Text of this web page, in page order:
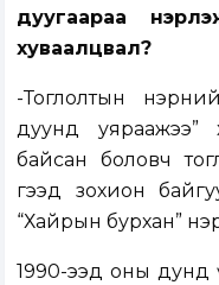
дуугаараа
хуваалцвал?
-Тоглолтын
дуунд уяраажээ”
байсан боловч
гээд зохион
“Хайрын бурхан”
1990-ээд оны дунд